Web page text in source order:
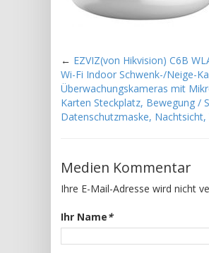
← EZVIZ(von Hikvision) C6B
Wi-Fi Indoor Schwenk-/Neige-
Überwachungskameras mit
Karten Steckplatz, Bewegung /
Datenschutzmaske, Nachtsicht,
Medien Kommentar
Ihre E-Mail-Adresse wird nicht
Ihr Name*